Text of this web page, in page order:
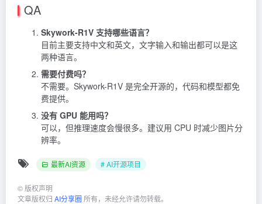
QA
Skywork-R1V 支持哪些语言？
目前主要支持中文和英文，文字输入和输出都可以是这
两种语言。
需要付费吗？
不需要。Skywork-R1V 是完全开源的，代码和模型都免
费提供。
没有 GPU 能用吗？
可以，但推理速度会慢很多。建议用 CPU 时减少图片分
辨率。
最新AI资源 # AI开源项目
© 版权声明
文章版权归 AI分享圈 所有，未经允许请勿转载。